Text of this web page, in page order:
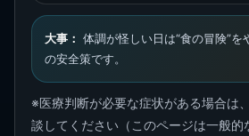
大事： 体調が怪しい日は“食の冒険”を
の安全策です。
※医療判断が必要な症状がある場合は
談してください（このページは一般的